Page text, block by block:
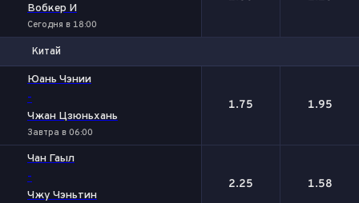
Вобкер И
Сегодня в 18:00
Китай
Юань Чэнии
-
Чжан Цзюньхань
Завтра в 06:00
1.75 1.95
Чан Гаыл
-
Чжу Чэньтин
2.25 1.58